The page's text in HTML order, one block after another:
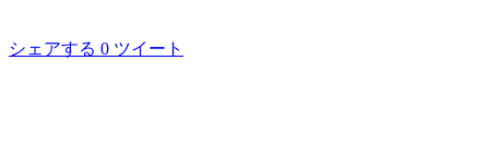
シェアする 0 ツイート